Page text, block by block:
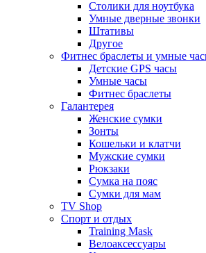
Столики для ноутбука
Умные дверные звонки
Штативы
Другое
Фитнес браслеты и умные
Детские GPS часы
Умные часы
Фитнес браслеты
Галантерея
Женские сумки
Зонты
Кошельки и клатчи
Мужские сумки
Рюкзаки
Сумка на пояс
Сумки для мам
TV Shop
Спорт и отдых
Training Mask
Велоаксессуары